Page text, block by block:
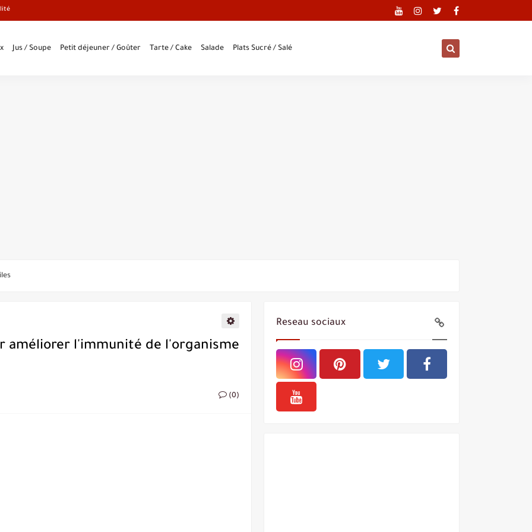
Jus / Soupe Petit déjeuner / Goûter Tarte / Cake Salade Plats Sucré / Salé
poêle
améliorer l'immunité de l'organisme
(0)
Reseau sociaux